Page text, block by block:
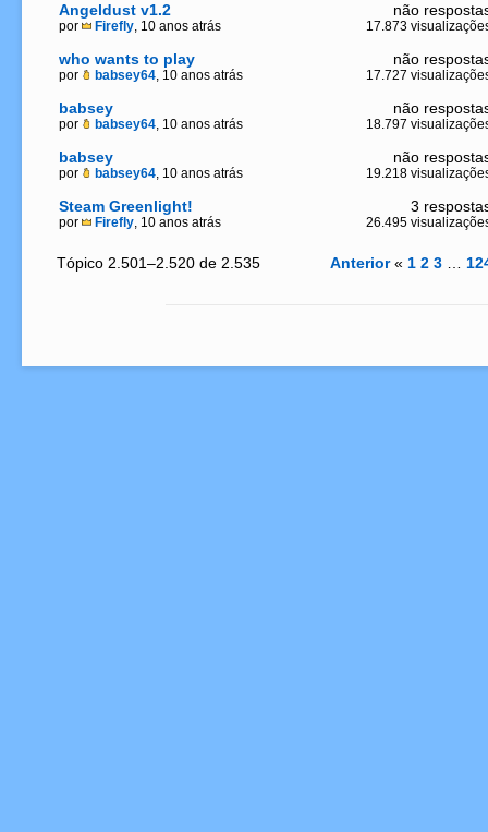
Angeldust v1.2
por Firefly, 10 anos atrás
não
17.873
who wants to play
por babsey64, 10 anos atrás
não
17.727
babsey
por babsey64, 10 anos atrás
não
18.797
babsey
por babsey64, 10 anos atrás
não
19.218
Steam Greenlight!
por Firefly, 10 anos atrás
3
26.495
Tópico 2.501–2.520 de 2.535 Anterior« 1 2 3